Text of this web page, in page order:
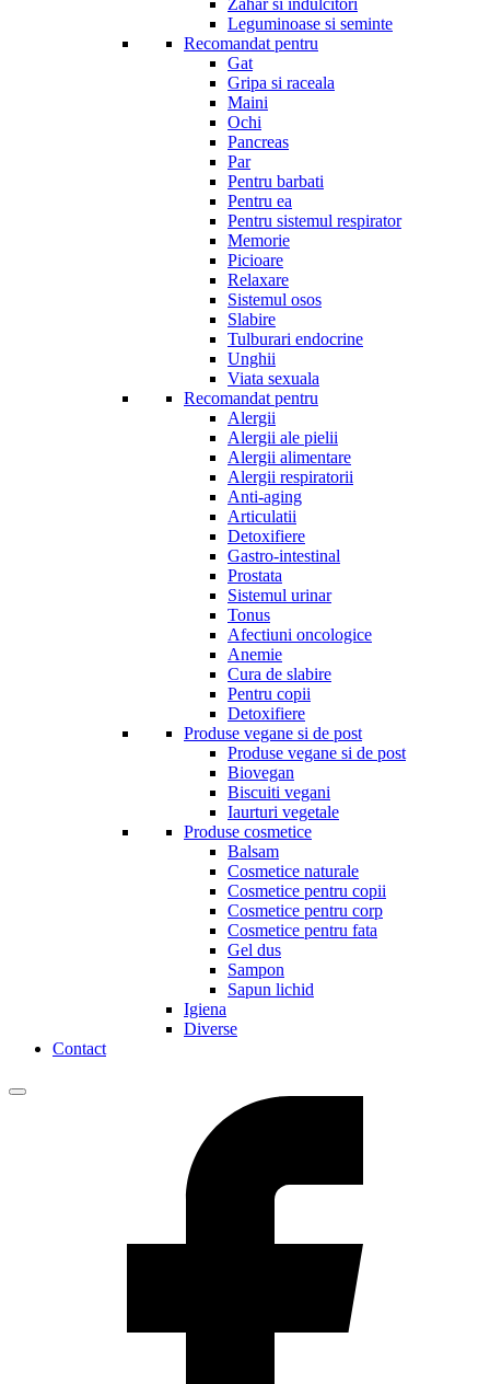
Zahar si indulcitori
Leguminoase si seminte
Recomandat pentru
Gat
Gripa si raceala
Maini
Ochi
Pancreas
Par
Pentru barbati
Pentru ea
Pentru sistemul respirator
Memorie
Picioare
Relaxare
Sistemul osos
Slabire
Tulburari endocrine
Unghii
Viata sexuala
Recomandat pentru
Alergii
Alergii ale pielii
Alergii alimentare
Alergii respiratorii
Anti-aging
Articulatii
Detoxifiere
Gastro-intestinal
Prostata
Sistemul urinar
Tonus
Afectiuni oncologice
Anemie
Cura de slabire
Pentru copii
Detoxifiere
Produse vegane si de post
Produse vegane si de post
Biovegan
Biscuiti vegani
Iaurturi vegetale
Produse cosmetice
Balsam
Cosmetice naturale
Cosmetice pentru copii
Cosmetice pentru corp
Cosmetice pentru fata
Gel dus
Sampon
Sapun lichid
Igiena
Diverse
Contact